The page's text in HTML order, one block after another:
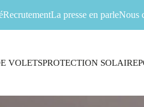
RecrutementLa presse en parleNous
VOLETSPROTECTION SOLAIRE